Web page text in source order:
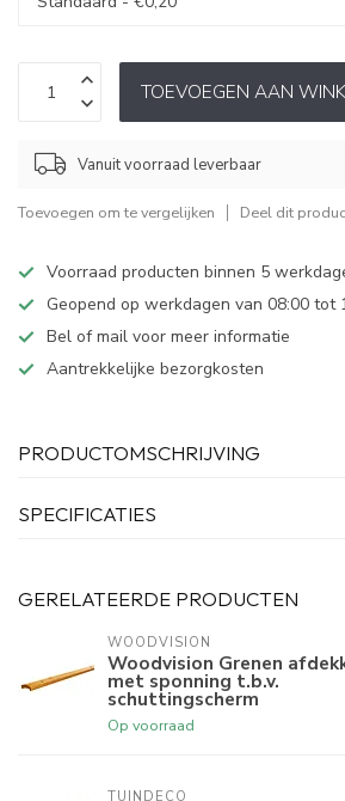
TOEVOEGEN AAN
Vanuit voorraad leverbaar
Toevoegen om te vergelijken Deel dit
Voorraad producten binnen 5
Geopend op werkdagen van 08:00 tot
Bel of mail voor meer informatie
Aantrekkelijke bezorgkosten
PRODUCTOMSCHRIJVING
SPECIFICATIES
GERELATEERDE PRODUCTEN
WOODVISION
Woodvision Grenen
met sponning t.b.v.
schuttingscherm
Op voorraad
TUINDECO